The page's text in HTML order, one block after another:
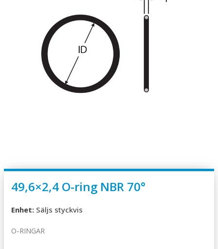
49,6×2,4 O-ring NBR 70°
Enhet: Säljs styckvis
O-RINGAR